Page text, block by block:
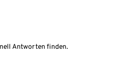
Antworten finden.